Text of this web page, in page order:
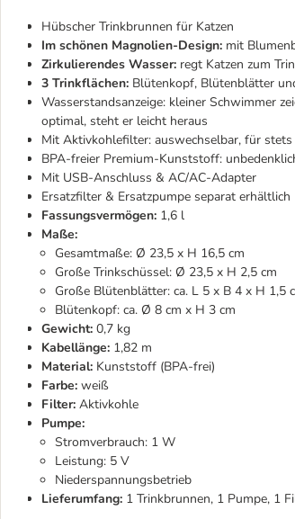
Hübscher Trinkbrunnen für Katzen
Im schönen Magnolien-Design: mit
Zirkulierendes Wasser: regt Katzen zum
3 Trinkflächen: Blütenkopf, Blütenblätter
Wasserstandsanzeige: kleiner Schwimmer
optimal, steht er leicht heraus
Mit Aktivkohlefilter: auswechselbar, für stets
BPA-freier Premium-Kunststoff:
Mit USB-Anschluss & AC/AC-Adapter
Ersatzfilter & Ersatzpumpe separat erhältlich
Fassungsvermögen: 1,6 l
Maße:
Gesamtmaße: Ø 23,5 x H 16,5 cm
Große Trinkschüssel: Ø 23,5 x H 2,5 cm
Große Blütenblätter: ca. L 5 x B 4 x H 1,5
Blütenkopf: ca. Ø 8 cm x H 3 cm
Gewicht: 0,7 kg
Kabellänge: 1,82 m
Material: Kunststoff (BPA-frei)
Farbe: weiß
Filter: Aktivkohle
Pumpe:
Stromverbrauch: 1 W
Leistung: 5 V
Niederspannungsbetrieb
Lieferumfang: 1 Trinkbrunnen, 1 Pumpe, 1